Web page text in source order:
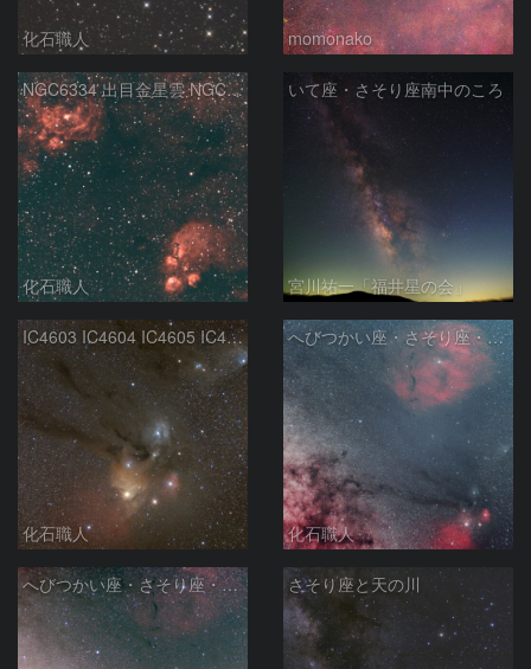
化石職人 momonako
NGC6334 出目金星雲 NGC6357 彼岸花星雲 さそり座
化石職人
いて座・さそり座南中のころ
宮川祐一「福井星の会」
IC4603 IC4604 IC4605 IC4606 Sh2-9 IC4592 カラフルタウン 青い馬頭星雲 さそり座
化石職人
へびつかい座・さそり座・いて座と天の川
化石職人
へびつかい座・さそり座・いて座と天の川 さそり座と天の川